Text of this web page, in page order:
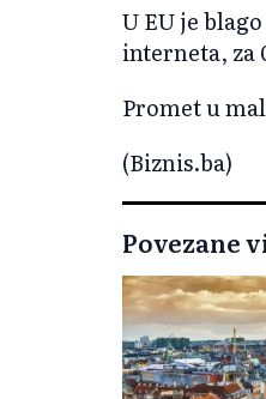
U EU je
interneta, za
Promet u
(Biznis.ba)
Povezane